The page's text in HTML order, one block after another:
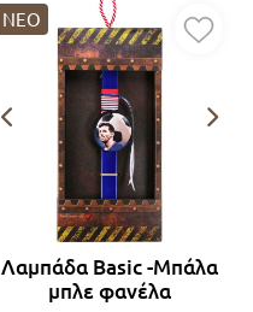
ΝΕΟ
Λαμπάδα Basic -Μπάλα
μπλε φανέλα